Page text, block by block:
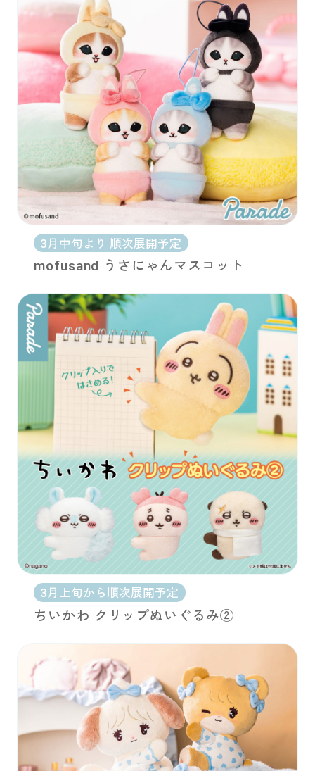
3月中旬より 順次展開予定
mofusand うさにゃんマスコット
3月上旬から順次展開予定
ちいかわ クリップぬいぐるみ②